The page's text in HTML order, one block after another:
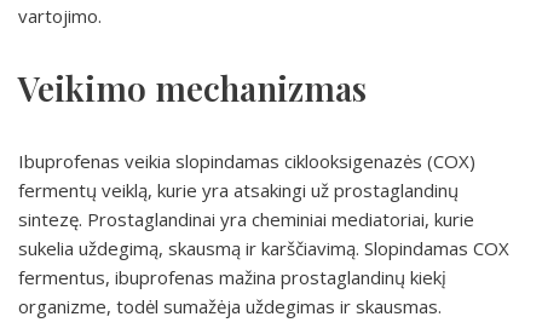
vartojimo.
Veikimo mechanizmas
Ibuprofenas veikia slopindamas ciklooksigenazės (COX)
fermentų veiklą, kurie yra atsakingi už prostaglandinų
sintezę. Prostaglandinai yra cheminiai mediatoriai, kurie
sukelia uždegimą, skausmą ir karščiavimą. Slopindamas COX
fermentus, ibuprofenas mažina prostaglandinų kiekį
organizme, todėl sumažėja uždegimas ir skausmas.